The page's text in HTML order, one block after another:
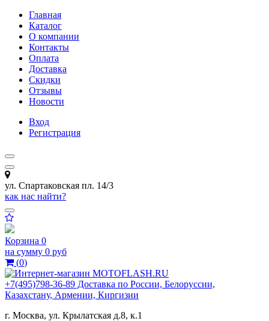
Главная
Каталог
О компании
Контакты
Оплата
Доставка
Скидки
Отзывы
Новости
Вход
Регистрация
ул. Спартаковская пл. 14/3
как нас найти?
Корзина 0
на сумму 0 руб
(0)
+7(495)798-36-89 Доставка по России, Белоруссии,
Казахстану, Армении, Киргизии
г. Москва, ул. Крылатская д.8, к.1